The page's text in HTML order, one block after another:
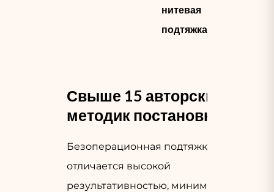
нитевая
подтяжка.
Свыше 15 авторских
методик постановки
Безоперационная подтяжка
отличается высокой
результативностью, минимальным